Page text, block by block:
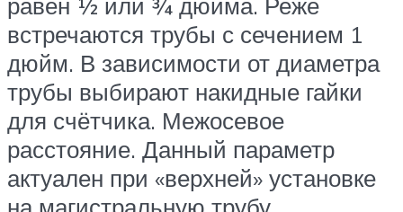
встречаются трубы с сечением 1
дюйм. В зависимости от диаметра
трубы выбирают накидные гайки
для счётчика. Межосевое
расстояние. Данный параметр
актуален при «верхней» установке